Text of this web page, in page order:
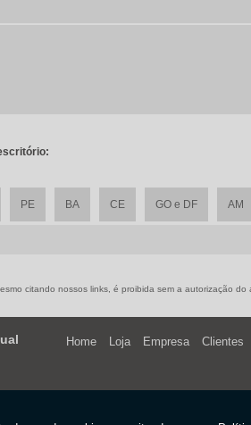
PE BA CE GO e DF AM
citando nossos links, é proibida sem a autorização
Home Loja Empresa Clientes